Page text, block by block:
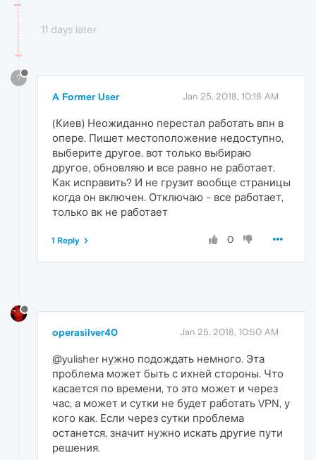
11 days later
?
A Former User Jan 25, 2018, 10:18 AM
(Киев) Неожиданно перестал работать впн в
опере. Пишет местоположение недоступно,
выберите другое. вот только выбираю
другое, обновляю и все равно не работает.
Как исправить? И не грузит вообще страницы
когда он включен. Отключаю - все работает,
только вк не работает
0
1 Reply
operasilver40 Jan 25, 2018, 10:50 AM
@yulisher нужно подождать немного. Эта
проблема может быть с ихней стороны. Что
касается по времени, то это может и через
час, а может и сутки не будет работать VPN, у
кого как. Если через сутки проблема
останется, значит нужно искать другие пути
решения.